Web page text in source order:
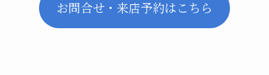
お問合せ・来店予約はこちら